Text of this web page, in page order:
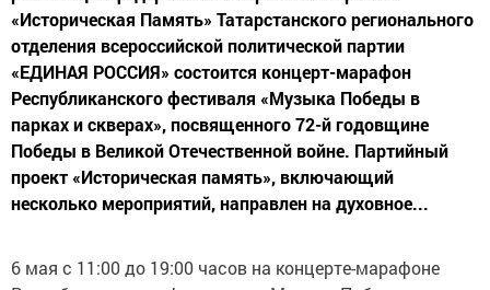
«Историческая Память» Татарстанского регионального
отделения всероссийской политической партии
«ЕДИНАЯ РОССИЯ» состоится концерт-марафон
Республиканского фестиваля «Музыка Победы в
парках и скверах», посвященного 72-й годовщине
Победы в Великой Отечественной войне. Партийный
проект «Историческая память», включающий
несколько мероприятий, направлен на духовное...
6 мая с 11:00 до 19:00 часов на концерте-марафоне